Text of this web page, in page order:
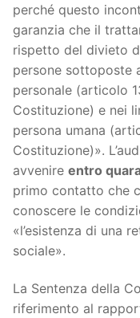
perché questo
garanzia che il
rispetto del divieto
persone sottoposte
personale (articolo
Costituzione) e nei
persona umana
Costituzione)».
avvenire entro
primo contatto che
conoscere le
«l’esistenza di una
sociale».
La Sentenza della
riferimento al